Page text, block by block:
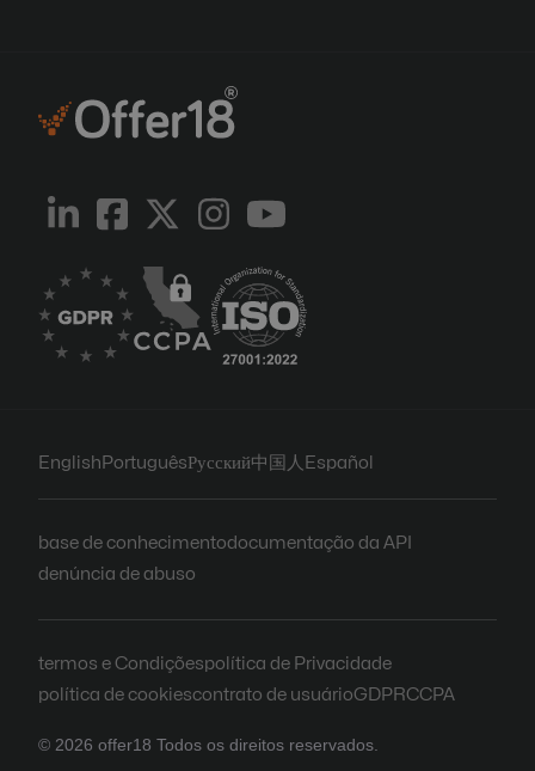
English PortuguêsРусский中国人 Español
base de conhecimentodocumentação da API
denúncia de abuso
termos e Condiçõespolítica de Privacidade
política de cookiescontrato de usuárioGDPRCCPA
© 2026 offer18 Todos os direitos reservados.